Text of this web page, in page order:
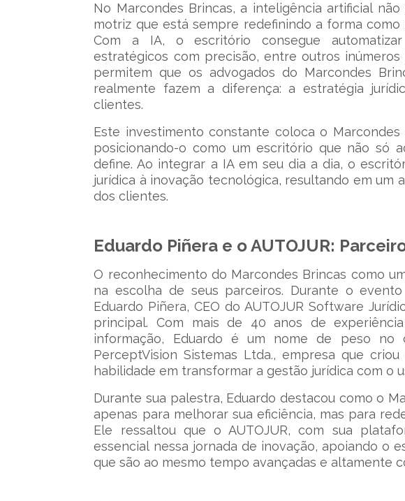
No Marcondes Brincas, a inteligência artificial
motriz que está sempre redefinindo a forma
Com a IA, o escritório consegue
estratégicos com precisão, entre outros
permitem que os advogados do Marcondes
realmente fazem a diferença: a estratégia
clientes.
Este investimento constante coloca o
posicionando-o como um escritório que não só
define. Ao integrar a IA em seu dia a dia, o
jurídica à inovação tecnológica, resultando em um
dos clientes.
Eduardo Piñera e o AUTOJUR:
O reconhecimento do Marcondes Brincas como
na escolha de seus parceiros. Durante o
Eduardo Piñera, CEO do AUTOJUR Software
principal. Com mais de 40 anos de
informação, Eduardo é um nome de peso no
PerceptVision Sistemas Ltda., empresa que
habilidade em transformar a gestão jurídica com o
Durante sua palestra, Eduardo destacou como o
apenas para melhorar sua eficiência, mas para
Ele ressaltou que o AUTOJUR, com sua
essencial nessa jornada de inovação, apoiando o
que são ao mesmo tempo avançadas e altamente